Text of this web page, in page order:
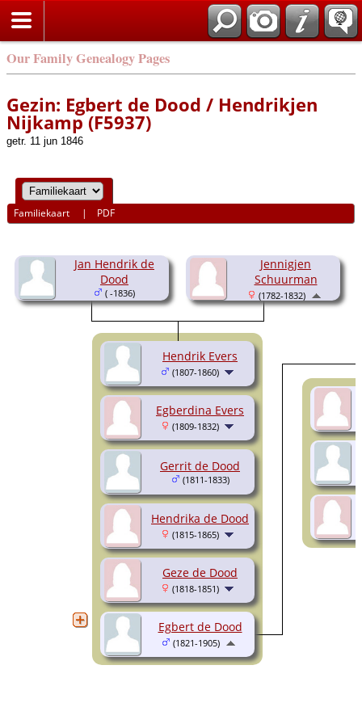
Our Family Genealogy Pages
Gezin: Egbert de Dood / Hendrikjen
Nijkamp (F5937)
getr. 11 jun 1846
Familiekaart | PDF
Jan Hendrik de
Dood
( -1836)
Jennigjen
Schuurman
(1782-1832)
Hendrik Evers
(1807-1860)
Egberdina Evers
(1809-1832)
Gerrit de Dood
(1811-1833)
Hendrika de Dood
(1815-1865)
Geze de Dood
(1818-1851)
Egbert de Dood
(1821-1905)